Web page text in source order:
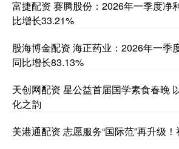
富捷配资 赛腾股份：2026年一季度净
比增长33.21%
股海博金配资 海正药业：2026年一季
同比增长83.13%
天创网配资 星公益首届国学素食春晚
化之韵
美港通配资 志愿服务“国际范”再升级